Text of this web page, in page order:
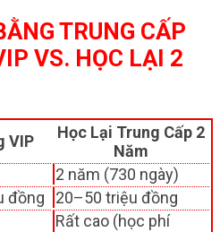
TRUNG CẤP
VS. HỌC LẠI 2
VIP
Học Lại Trung Cấp 2
Năm
2 năm (730 ngày)
đồng
20–50 triệu đồng
Rất cao (học phí